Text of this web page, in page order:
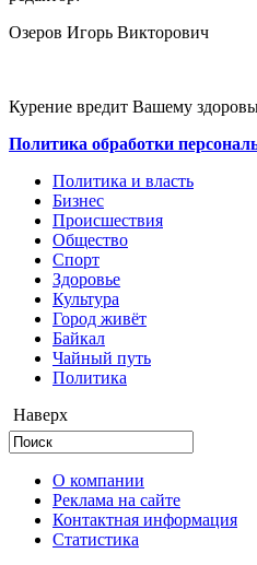
Озеров Игорь Викторович
Курение вредит Вашему
Политика обработки
Политика и власть
Бизнес
Происшествия
Общество
Cпорт
Здоровье
Культура
Город живёт
Байкал
Чайный путь
Политика
Наверх
О компании
Реклама на сайте
Контактная информация
Статистика